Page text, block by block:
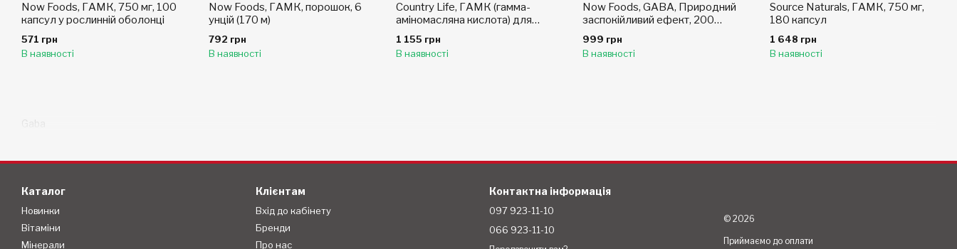
Gaba
Now Foods, ГАМК, 750 мг, 100
капсул у рослинній оболонці
571 грн
В наявності
Now Foods, ГАМК, порошок, 6
унцій (170 м)
792 грн
В наявності
Country Life, ГАМК (гамма-
аміномасляна кислота) для
зняття напруги, 90 таблеток
1 155 грн
В наявності
Now Foods, GABA, Природний
заспокійливий ефект, 200
капсул
999 грн
В наявності
Source Naturals, ГАМК, 750 мг,
180 капсул
1 648 грн
В наявності
Каталог
Новинки
Вітаміни
Мінерали
Клієнтам
Вхід до кабінету
Бренди
Про нас
Контактна інформація
097 923-11-10
066 923-11-10
© 2026
Приймаємо до оплати